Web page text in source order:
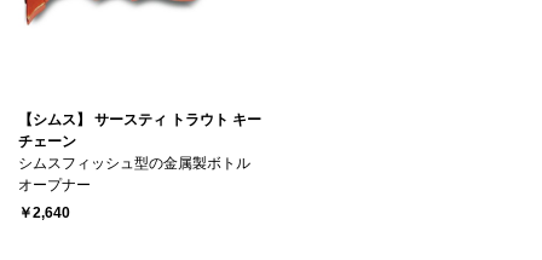
【シムス】 サースティ トラウト キー
チェーン
シムスフィッシュ型の金属製ボトル
オープナー
￥2,640